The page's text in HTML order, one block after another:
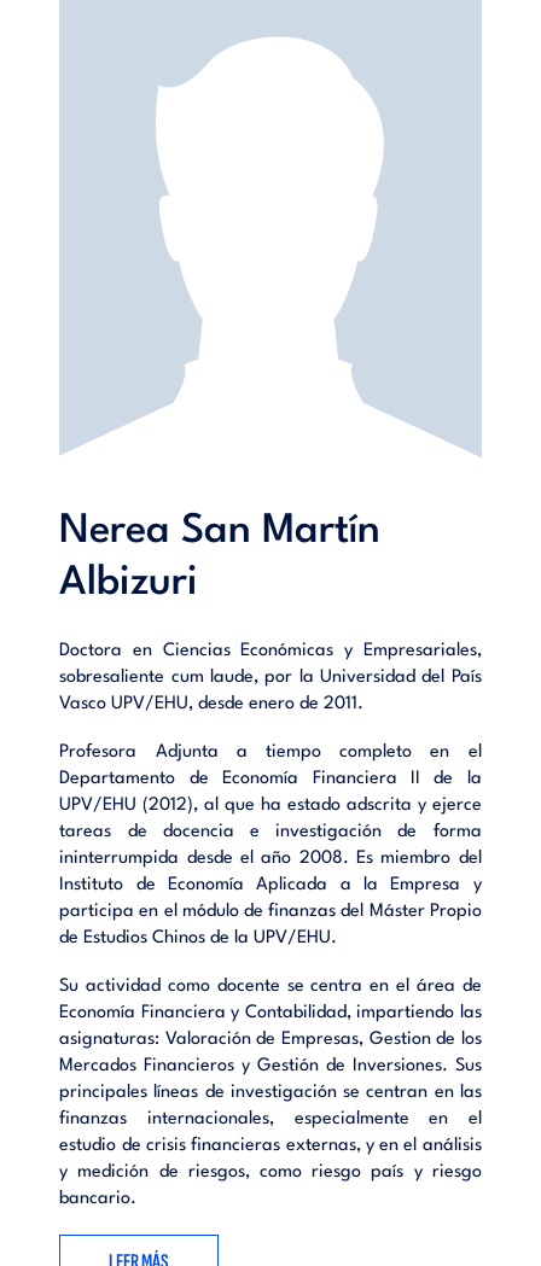
Nerea San Martín
Albizuri
Doctora en Ciencias Económicas y Empresariales,
sobresaliente cum laude, por la Universidad del País
Vasco UPV/EHU, desde enero de 2011.
Profesora Adjunta a tiempo completo en el
Departamento de Economía Financiera II de la
UPV/EHU (2012), al que ha estado adscrita y ejerce
tareas de docencia e investigación de forma
ininterrumpida desde el año 2008. Es miembro del
Instituto de Economía Aplicada a la Empresa y
participa en el módulo de finanzas del Máster Propio
de Estudios Chinos de la UPV/EHU.
Su actividad como docente se centra en el área de
Economía Financiera y Contabilidad, impartiendo las
asignaturas: Valoración de Empresas, Gestion de los
Mercados Financieros y Gestión de Inversiones. Sus
principales líneas de investigación se centran en las
finanzas internacionales, especialmente en el
estudio de crisis financieras externas, y en el análisis
y medición de riesgos, como riesgo país y riesgo
bancario.